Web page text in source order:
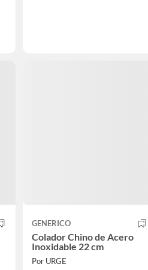
GENERICO
Colador Chino de Acero
Inoxidable 22 cm
Por URGE